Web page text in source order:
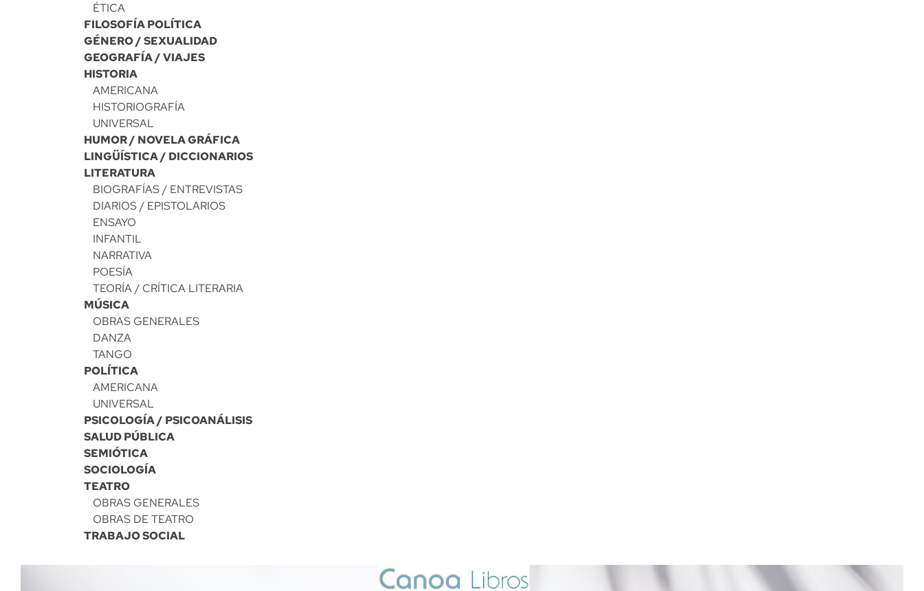
ÉTICA
FILOSOFÍA POLÍTICA
GÉNERO / SEXUALIDAD
GEOGRAFÍA / VIAJES
HISTORIA
AMERICANA
HISTORIOGRAFÍA
UNIVERSAL
HUMOR / NOVELA GRÁFICA
LINGÜÍSTICA / DICCIONARIOS
LITERATURA
BIOGRAFÍAS / ENTREVISTAS
DIARIOS / EPISTOLARIOS
ENSAYO
INFANTIL
NARRATIVA
POESÍA
TEORÍA / CRÍTICA LITERARIA
MÚSICA
OBRAS GENERALES
DANZA
TANGO
POLÍTICA
AMERICANA
UNIVERSAL
PSICOLOGÍA / PSICOANÁLISIS
SALUD PÚBLICA
SEMIÓTICA
SOCIOLOGÍA
TEATRO
OBRAS GENERALES
OBRAS DE TEATRO
TRABAJO SOCIAL